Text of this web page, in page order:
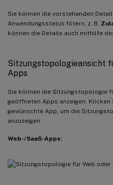
Sie können die vorstehenden
Anwendungsstatus filtern, z. B.
können die Details auch mithilfe
Sitzungstopologieansicht
Apps
Sie können die Sitzungstopologie
geöffneten Apps anzeigen. Klicken
gewünschte App, um die
anzuzeigen.
Web-/SaaS-Apps: